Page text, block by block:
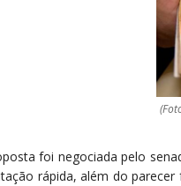
foi negociada pelo
rápida, além do parecer